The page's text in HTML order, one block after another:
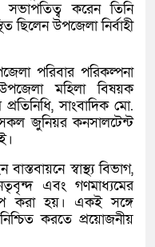
করেন তিনি
ছিলেন উপজেলা নির্বাহী
পরিবার পরিকল্পনা
মহিলা বিষয়ক
সাংবাদিক মো.
জুনিয়র কনসালটেন্ট
স্বাস্থ্য বিভাগ,
এবং গণমাধ্যমের
করা হয়। একই সঙ্গে
করতে প্রয়োজনীয়